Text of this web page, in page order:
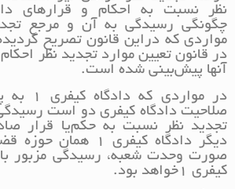
نظر نسبت به احکام و قرارهای
چگونگی رسیدگی به آن و مرجع
مواردی که در‌این قانون تصریح
در قانون تعیین موارد تجدید نظر
آنها پیش‌بینی شده است.
در
صلاحیت دادگاه کیفری دو است
تجدید نظر نسبت به حکم‌یا قرار
دیگر دادگاه کیفری 1
صورت وحدت شعبه، رسیدگی مزبور با
کیفری 1‌خواهد بود.